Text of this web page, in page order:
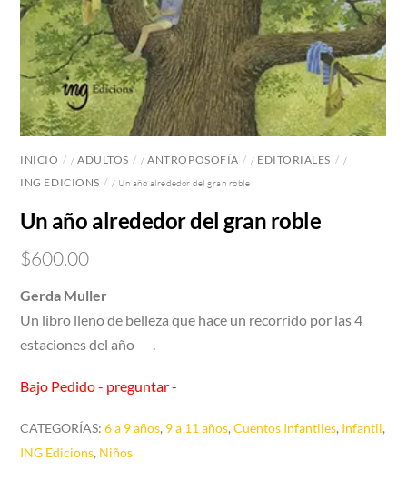
INICIO /ADULTOS /ANTROPOSOFÍA / EDITORIALES /
ING EDICIONS / Un año alrededor del gran roble
Un año alrededor del gran roble
$600.00
Gerda Muller
Un libro lleno de belleza que hace un recorrido por las 4
estaciones del año .
Bajo Pedido - preguntar -
CATEGORÍAS:6 a 9 años, 9 a 11 años,Cuentos Infantiles, Infantil,
ING Edicions, Niños